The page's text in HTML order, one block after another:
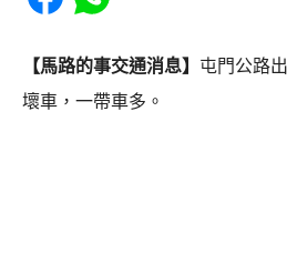
【馬路的事交通消息】 屯門公路
壞車，一帶車多。